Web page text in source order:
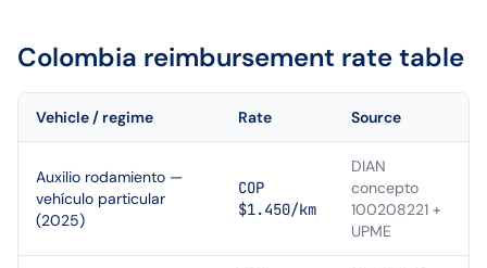
Colombia reimbursement rate table
Vehicle / regime Rate Source
Auxilio rodamiento —
vehículo particular
(2025)
COP
$1.450/km
DIAN
concepto
100208221 +
UPME